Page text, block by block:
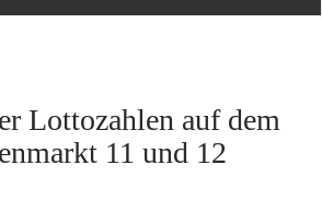
Lottozahlen auf dem
11 und 12